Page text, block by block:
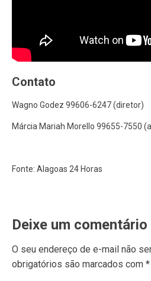
Contato
Wagno Godez 99606-6247 (diretor)
Márcia Mariah Morello 99655-7550
Fonte: Alagoas 24 Horas
Deixe um comentário
O seu endereço de e-mail não
obrigatórios são marcados com *